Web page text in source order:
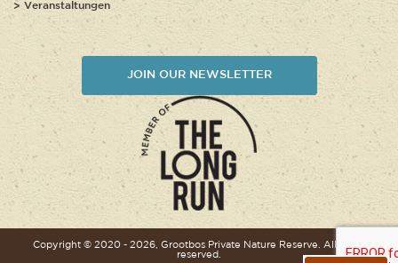
Veranstaltungen
JOIN OUR NEWSLETTER
Copyright © 2020 - 2026, Grootbos Private Nature Reserve. All rights
reserved.